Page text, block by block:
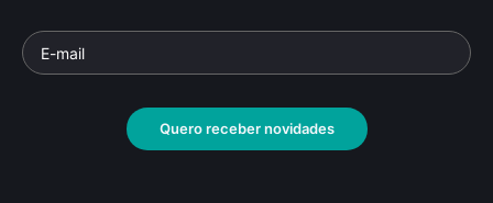
Quero receber novidades